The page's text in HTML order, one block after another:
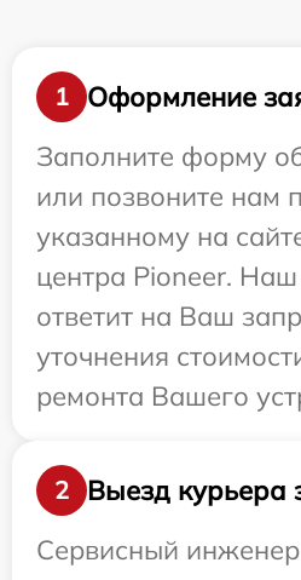
1
Оформление
Заполните форму
или позвоните нам
указанному на
центра Pioneer.
ответит на Ваш
уточнения
ремонта Вашего
2
Выезд курьера
Сервисный